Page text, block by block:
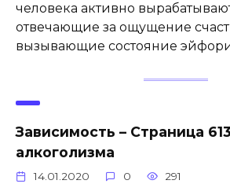
человека активно
отвечающие за ощущение
вызывающие состояние
Зависимость – Страница
алкоголизма
14.01.2020 0 291